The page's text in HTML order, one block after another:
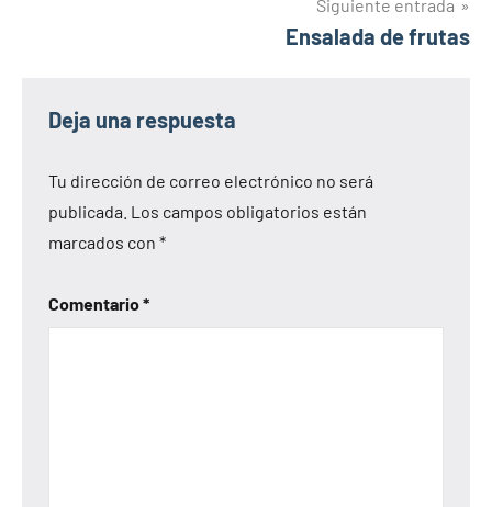
Siguiente entrada
Ensalada de frutas
Deja una respuesta
Tu dirección de correo electrónico no será
publicada. Los campos obligatorios están
marcados con *
Comentario*